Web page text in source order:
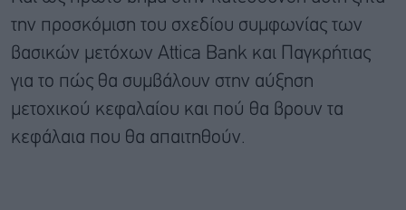
την προσκόμιση του σχεδίου συμφωνίας των
βασικών μετόχων Attica Bank και Παγκρήτιας
για το πώς θα συμβάλουν στην αύξηση
μετοχικού κεφαλαίου και πού θα βρουν τα
κεφάλαια που θα απαιτηθούν.